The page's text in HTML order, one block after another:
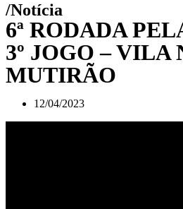
/Notícia
6ª RODADA
3º JOGO – VILA
MUTIRÃO
12/04/2023